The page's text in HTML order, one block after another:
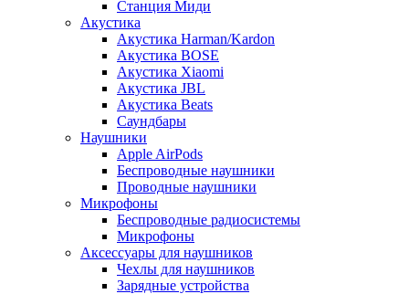
Станция Миди
Акустика
Акустика Harman/Kardon
Акустика BOSE
Акустика Xiaomi
Акустика JBL
Акустика Beats
Саундбары
Наушники
Apple AirPods
Беспроводные наушники
Проводные наушники
Микрофоны
Беспроводные радиосистемы
Микрофоны
Аксессуары для наушников
Чехлы для наушников
Зарядные устройства